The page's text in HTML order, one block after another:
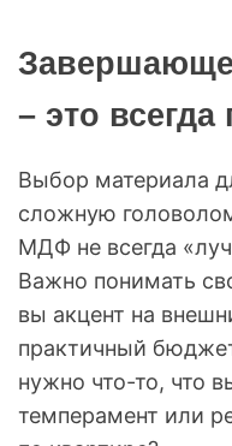
– это
Выбор материала
сложную
МДФ не всегда
Важно понимать
вы акцент на
практичный
нужно что-то, что
темперамент или